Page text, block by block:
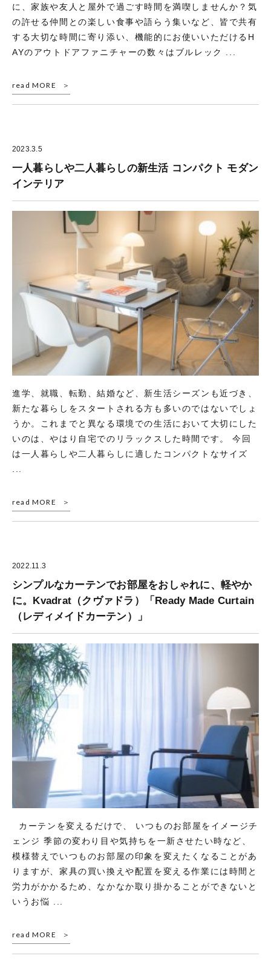
に、家族や友人と屋外で過ごす時間を満喫しませんか？気
の許せる仲間との楽しい食事や語らう集いなど、皆で共有
する大切な時間に寄り添い、機能的にお使いいただけるH
AYのアウトドアファニチャーの数々はブルレック ...
read MORE
2023.3.5
一人暮らしや二人暮らしの新生活 コンパクト モダン
インテリア
進学、就職、転勤、結婚など、新生活シーズンも近づき、
新たな暮らしをスタートされる方も多いのではないでしょ
うか。これまでと異なる環境での生活において大切にした
いのは、やはり自宅でのリラックスした時間です。 今回
は一人暮らしや二人暮らしに適したコンパクトなサイズ
...
read MORE
2022.11.3
シンプルなカーテンでお部屋をおしゃれに、軽やか
に。Kvadrat（クヴァドラ）「Ready Made Curtain
（レディメイドカーテン）」
カーテンを変えるだけで、 いつものお部屋をイメージチ
ェンジ 季節の変わり目や気持ちを一新させたい時など、
模様替えでいつものお部屋の印象を変えたくなることがあ
りますが、家具の買い換えや配置を変える作業には時間と
労力がかかるため、なかなか取り掛かることができないと
いうお悩 ...
read MORE